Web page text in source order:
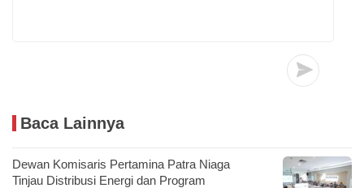
Baca Lainnya
Dewan Komisaris Pertamina Patra Niaga
Tinjau Distribusi Energi dan Program